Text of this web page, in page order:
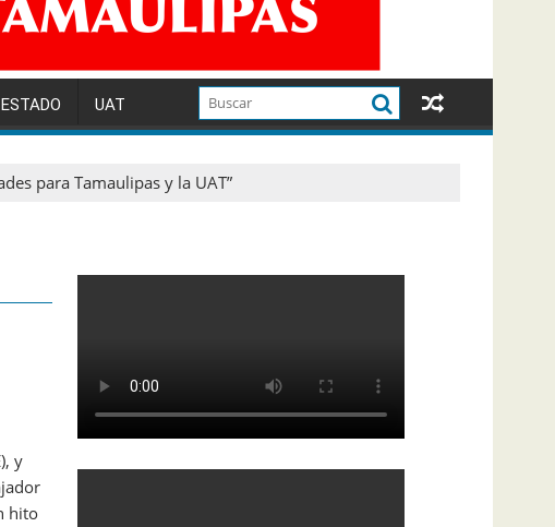
UAT
para Tamaulipas y la UAT”
y
hito